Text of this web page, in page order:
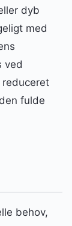
dyb
med
ved
reduceret
fulde
behov,